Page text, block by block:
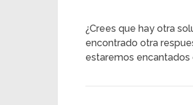
¿Crees que hay otra
encontrado otra
estaremos